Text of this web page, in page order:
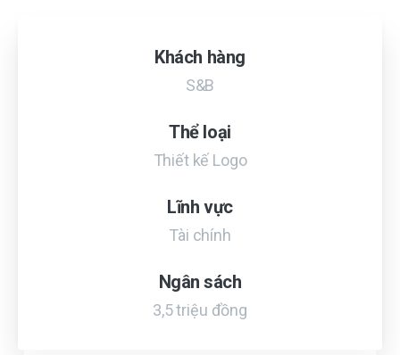
Khách hàng
S&B
Thể loại
Thiết kế Logo
Lĩnh vực
Tài chính
Ngân sách
3,5 triệu đồng